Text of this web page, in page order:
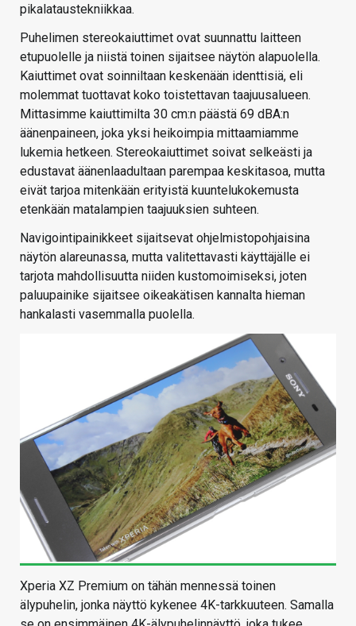
pikalataustekniikkaa.
Puhelimen stereokaiuttimet ovat suunnattu laitteen
etupuolelle ja niistä toinen sijaitsee näytön alapuolella.
Kaiuttimet ovat soinniltaan keskenään identtisiä, eli
molemmat tuottavat koko toistettavan taajuusalueen.
Mittasimme kaiuttimilta 30 cm:n päästä 69 dBA:n
äänenpaineen, joka yksi heikoimpia mittaamiamme
lukemia hetkeen. Stereokaiuttimet soivat selkeästi ja
edustavat äänenlaadultaan parempaa keskitasoa, mutta
eivät tarjoa mitenkään erityistä kuuntelukokemusta
etenkään matalampien taajuuksien suhteen.
Navigointipainikkeet sijaitsevat ohjelmistopohjaisina
näytön alareunassa, mutta valitettavasti käyttäjälle ei
tarjota mahdollisuutta niiden kustomoimiseksi, joten
paluupainike sijaitsee oikeakätisen kannalta hieman
hankalasti vasemmalla puolella.
Xperia XZ Premium on tähän mennessä toinen
älypuhelin, jonka näyttö kykenee 4K-tarkkuuteen. Samalla